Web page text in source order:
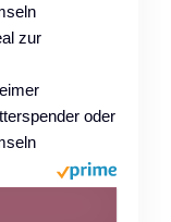
zur
oder